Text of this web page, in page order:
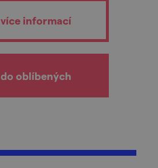
více informací
do oblíbených